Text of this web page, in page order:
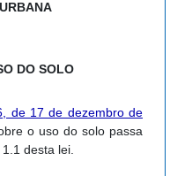
DO SOLO
de 17 de dezembro de
o uso do solo passa
desta lei.